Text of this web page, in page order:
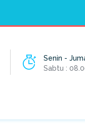
Senin -
Sabtu :